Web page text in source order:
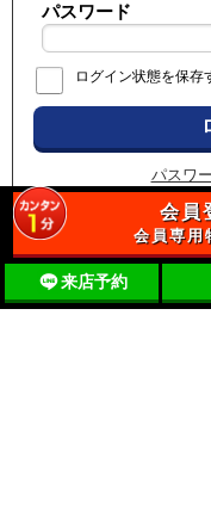
パスワード
ログイン状態を保存
パスワ
会員
会員専用
来店予約